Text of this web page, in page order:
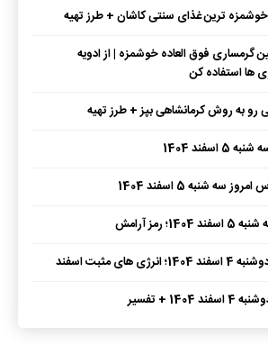
ترین غذای سنتی کاشان + طرز تهیه
فوق العاده خوشمزه | از ادویه
استفاده کن
رو به روش کرمانشاهی بپز + طرز تهیه
1404
شنبه 5 اسفند 1404
رمز آرامش
های مثبت اسفند
+ تفسیر